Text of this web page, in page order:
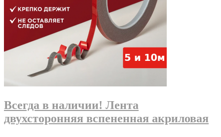
Всегда в наличии! Лента
двухсторонняя вспененная акриловая